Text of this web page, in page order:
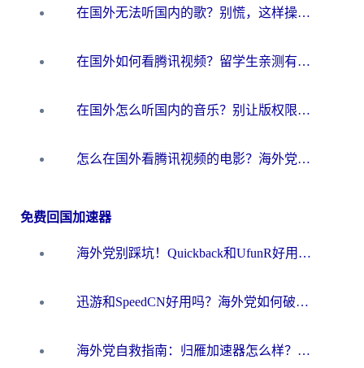
在国外无法听国内的歌？别慌，这样操作就能畅听QQ音乐（附亲测加速器推荐）
在国外如何看腾讯视频？留学生亲测有效的回国加速方案
在国外怎么听国内的音乐？别让版权限制断了你的华语歌单
怎么在国外看腾讯视频的电影？海外党亲测有效的回国加速指南
免费回国加速器
海外党别踩坑！Quickback和UfunR好用吗？选对回国加速器才能无缝刷国内资源
迅游和SpeedCN好用吗？海外党如何破解那道看不见的墙
海外党自救指南：归雁加速器怎么样？教你避开坑实现国内资源无缝访问